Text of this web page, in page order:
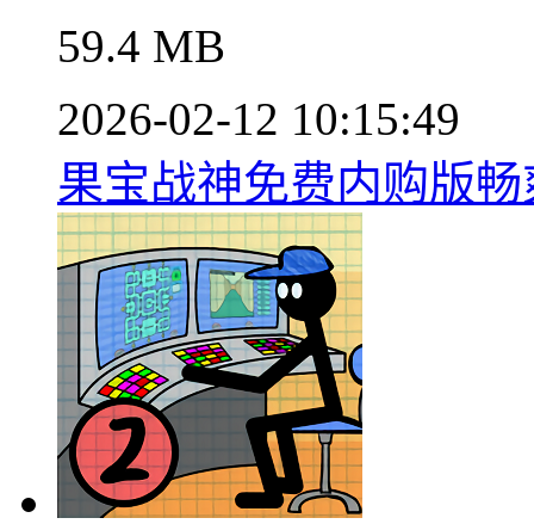
59.4 MB
2026-02-12 10:15:49
果宝战神免费内购版